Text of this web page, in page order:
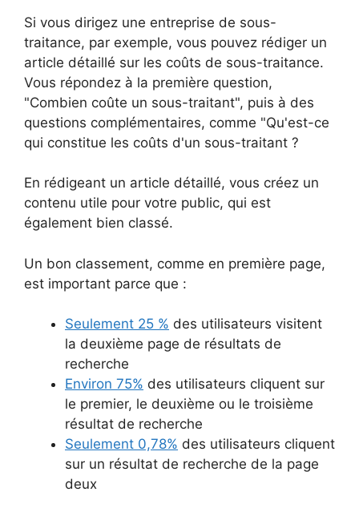
Si vous dirigez une entreprise de sous-
traitance, par exemple, vous pouvez rédiger un
article détaillé sur les coûts de sous-traitance.
Vous répondez à la première question,
"Combien coûte un sous-traitant", puis à des
questions complémentaires, comme "Qu'est-ce
qui constitue les coûts d'un sous-traitant ?
En rédigeant un article détaillé, vous créez un
contenu utile pour votre public, qui est
également bien classé.
Un bon classement, comme en première page,
est important parce que :
Seulement 25 % des utilisateurs visitent
la deuxième page de résultats de
recherche
Environ 75% des utilisateurs cliquent sur
le premier, le deuxième ou le troisième
résultat de recherche
Seulement 0,78% des utilisateurs cliquent
sur un résultat de recherche de la page
deux